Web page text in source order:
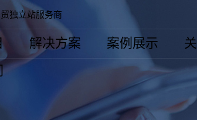
独立站服务商
解决方案 案例展示